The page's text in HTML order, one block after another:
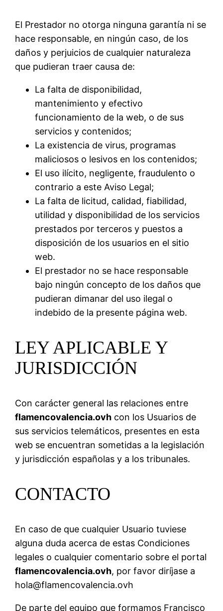
El Prestador no otorga ninguna garantía ni se
hace responsable, en ningún caso, de los
daños y perjuicios de cualquier naturaleza
que pudieran traer causa de:
La falta de disponibilidad,
mantenimiento y efectivo
funcionamiento de la web, o de sus
servicios y contenidos;
La existencia de virus, programas
maliciosos o lesivos en los contenidos;
El uso ilícito, negligente, fraudulento o
contrario a este Aviso Legal;
La falta de licitud, calidad, fiabilidad,
utilidad y disponibilidad de los servicios
prestados por terceros y puestos a
disposición de los usuarios en el sitio
web.
El prestador no se hace responsable
bajo ningún concepto de los daños que
pudieran dimanar del uso ilegal o
indebido de la presente página web.
LEY APLICABLE Y
JURISDICCIÓN
Con carácter general las relaciones entre
flamencovalencia.ovh con los Usuarios de
sus servicios telemáticos, presentes en esta
web se encuentran sometidas a la legislación
y jurisdicción españolas y a los tribunales.
CONTACTO
En caso de que cualquier Usuario tuviese
alguna duda acerca de estas Condiciones
legales o cualquier comentario sobre el portal
flamencovalencia.ovh, por favor diríjase a
hola@flamencovalencia.ovh
De parte del equipo que formamos Francisco